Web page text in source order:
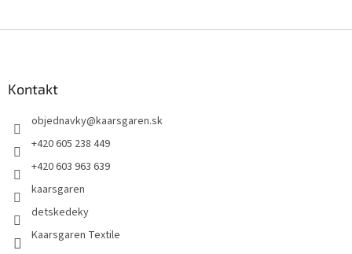
Kontakt
objednavky@kaarsgaren.sk
+420 605 238 449
+420 603 963 639
kaarsgaren
detskedeky
Kaarsgaren Textile